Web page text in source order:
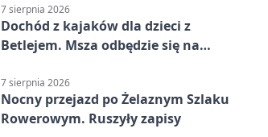
7 sierpnia 2026
Dochód z kajaków dla dzieci z
Betlejem. Msza odbędzie się na
7 sierpnia 2026
Nocny przejazd po Żelaznym Szlaku
Rowerowym. Ruszyły zapisy